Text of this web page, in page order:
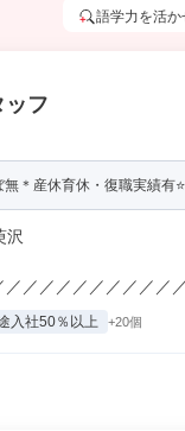
語学力を活か
ッフ
＊産休育休・復職実績有⭐
沢
／／／／／／／／／
入社50％以上 +20個